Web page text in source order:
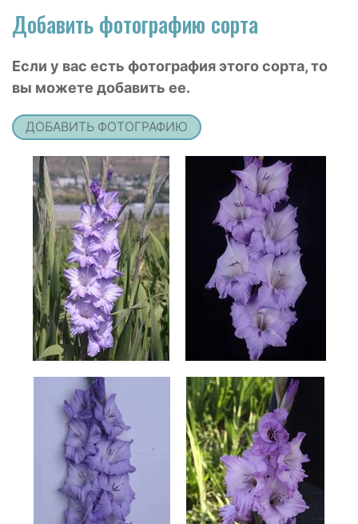
Добавить фотографию сорта
Если у вас есть фотография этого сорта, то
вы можете добавить ее.
ДОБАВИТЬ ФОТОГРАФИЮ